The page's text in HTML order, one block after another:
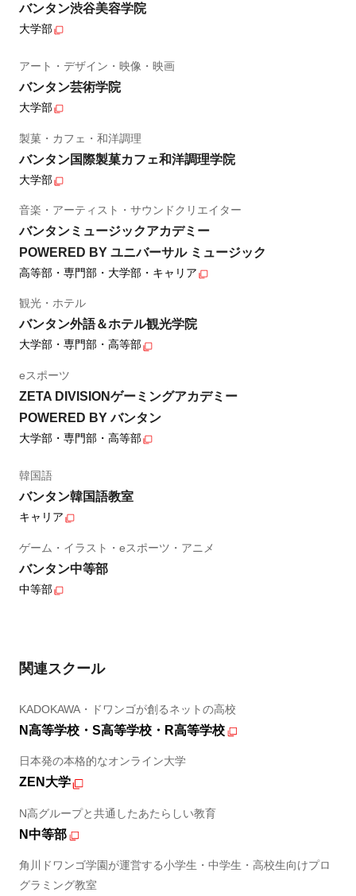
バンタン渋谷美容学院
大学部
アート・デザイン・映像・映画
バンタン芸術学院
大学部
製菓・カフェ・和洋調理
バンタン国際製菓カフェ和洋調理学院
大学部
音楽・アーティスト・サウンドクリエイター
バンタンミュージックアカデミー
POWERED BY ユニバーサル ミュージック
高等部・専門部・大学部・キャリア
観光・ホテル
バンタン外語＆ホテル観光学院
大学部・専門部・高等部
eスポーツ
ZETA DIVISIONゲーミングアカデミー
POWERED BY バンタン
大学部・専門部・高等部
韓国語
バンタン韓国語教室
キャリア
ゲーム・イラスト・eスポーツ・アニメ
バンタン中等部
中等部
関連スクール
KADOKAWA・ドワンゴが創るネットの高校
N高等学校・S高等学校・R高等学校
日本発の本格的なオンライン大学
ZEN大学
N高グループと共通したあたらしい教育
N中等部
角川ドワンゴ学園が運営する小学生・中学生・高校生向けプロ
グラミング教室